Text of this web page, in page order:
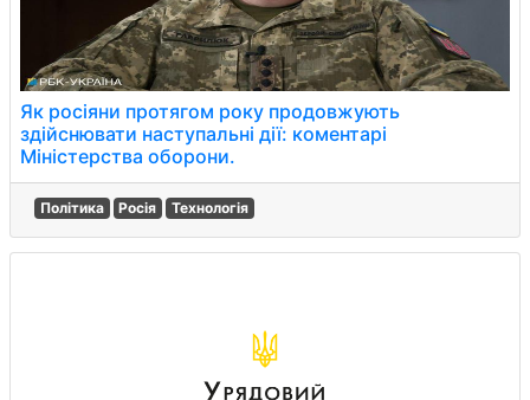
Як росіяни протягом року продовжують
здійснювати наступальні дії: коментарі
Міністерства оборони.
Політика Росія Технологія